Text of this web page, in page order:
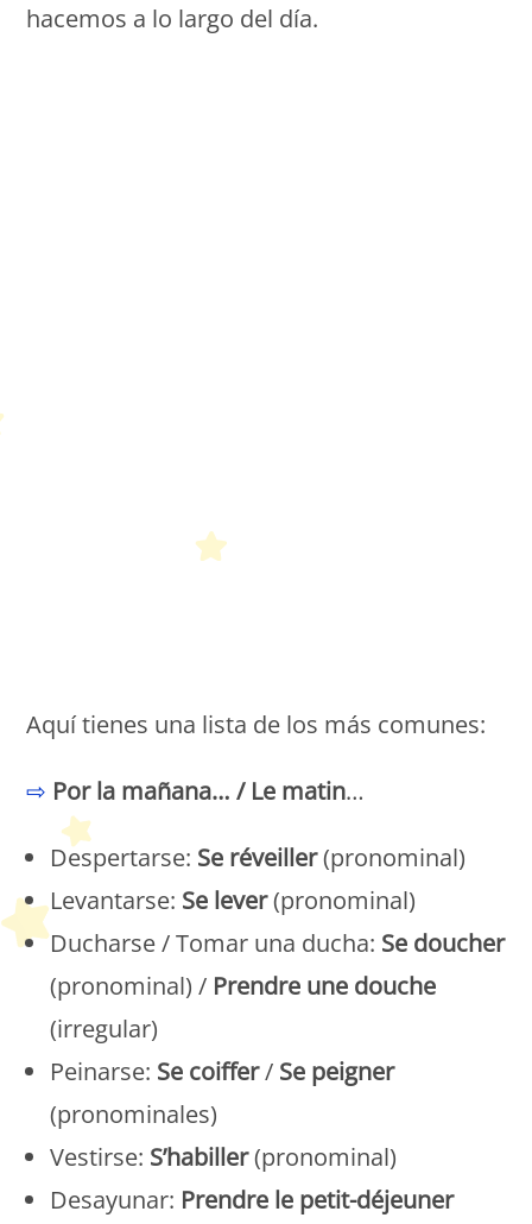
hacemos a lo largo del día.
Aquí tienes una lista de los más comunes:
⇨ Por la mañana… / Le matin…
Despertarse: Se réveiller(pronominal)
Levantarse: Se lever(pronominal)
Ducharse / Tomar una ducha: Se doucher
(pronominal) / Prendre une douche
(irregular)
Peinarse: Se coiffer/ Se peigner
(pronominales)
Vestirse: S’habiller(pronominal)
Desayunar: Prendre le petit-déjeuner